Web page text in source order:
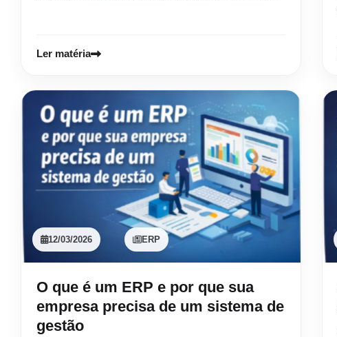
Ler matéria
12/03/2026 ERP
O que é um ERP e por que sua
empresa precisa de um sistema de
gestão